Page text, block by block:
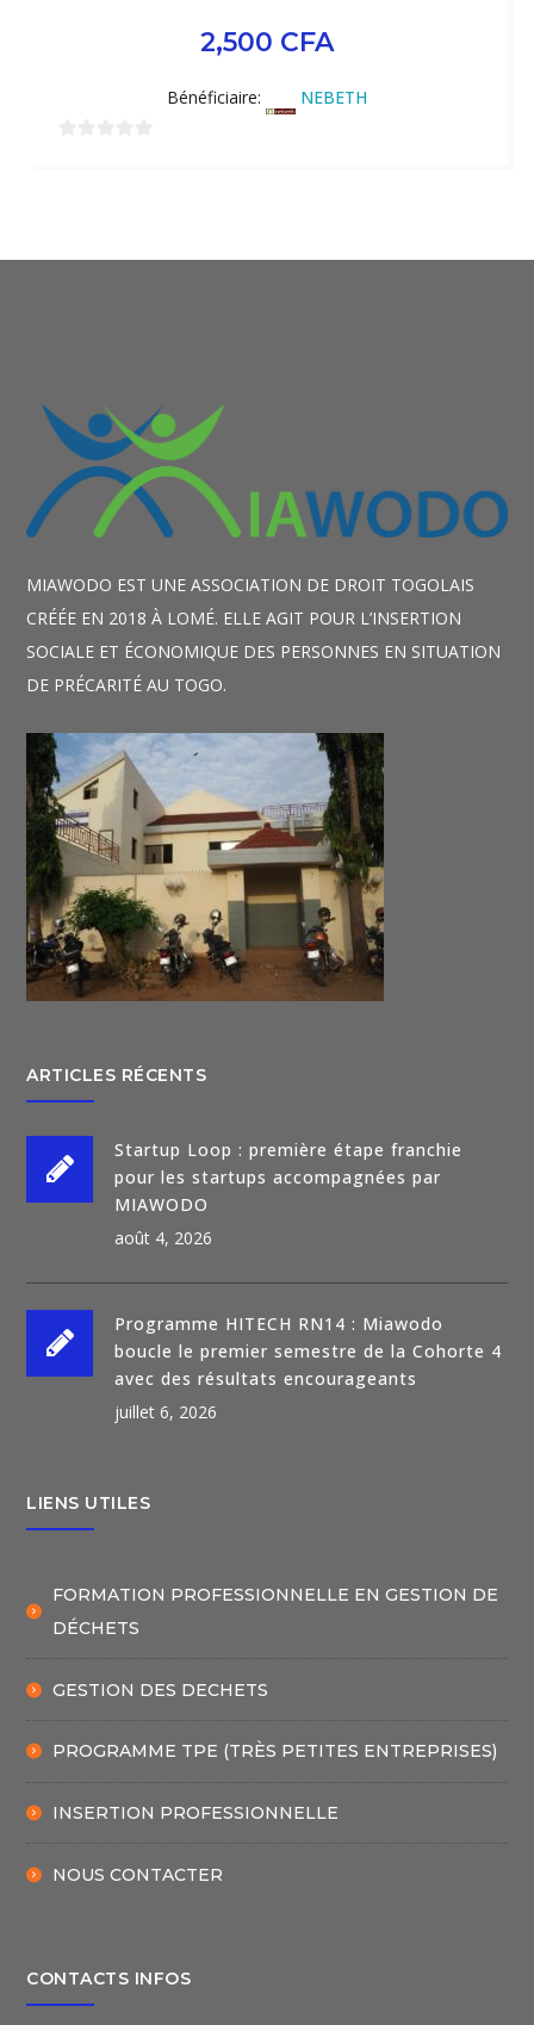
2,500 CFA
Bénéficiaire: NEBETH
MIAWODO EST UNE ASSOCIATION DE DROIT TOGOLAIS
CRÉÉE EN 2018 À LOMÉ. ELLE AGIT POUR L’INSERTION
SOCIALE ET ÉCONOMIQUE DES PERSONNES EN SITUATION
DE PRÉCARITÉ AU TOGO.
ARTICLES RÉCENTS
Startup Loop : première étape franchie
pour les startups accompagnées par
MIAWODO
août 4, 2026
Programme HITECH RN14 : Miawodo
boucle le premier semestre de la Cohorte 4
avec des résultats encourageants
juillet 6, 2026
LIENS UTILES
FORMATION PROFESSIONNELLE EN GESTION DE
DÉCHETS
GESTION DES DECHETS
PROGRAMME TPE (TRÈS PETITES ENTREPRISES)
INSERTION PROFESSIONNELLE
NOUS CONTACTER
CONTACTS INFOS